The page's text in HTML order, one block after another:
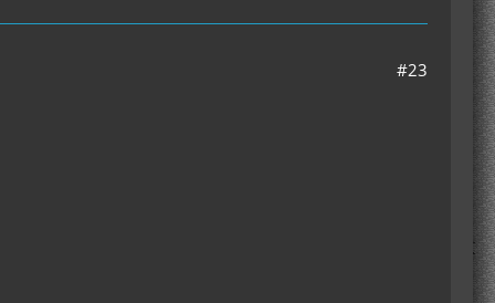
#23